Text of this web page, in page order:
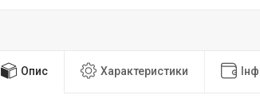
Опис Характеристики